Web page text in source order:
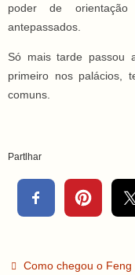
poder de
antepassados.
Só mais tarde passou
primeiro nos palácios,
comuns.
Partlhar
Como chegou o Feng